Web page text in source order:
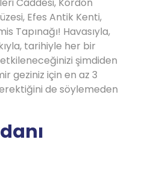
Efes Antik Kenti,
Tapınağı! Havasıyla,
tarihiyle her bir
şimdiden
geziniz için en az 3
de söylemeden